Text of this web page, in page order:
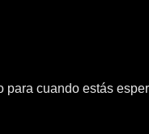
para cuando estás